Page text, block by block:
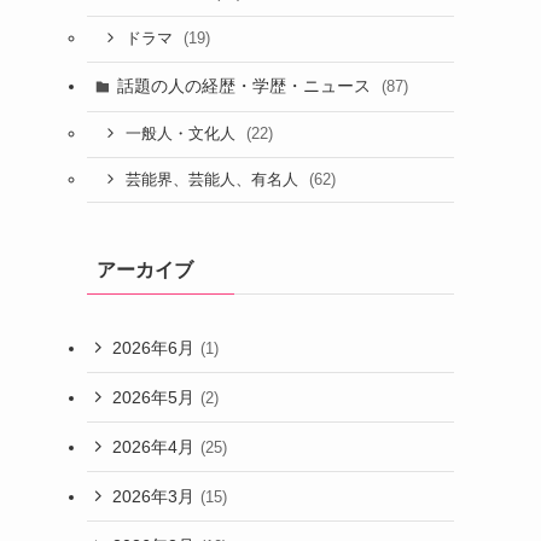
ドラマ (19)
話題の人の経歴・学歴・ニュース (87)
一般人・文化人 (22)
芸能界、芸能人、有名人 (62)
アーカイブ
2026年6月 (1)
2026年5月 (2)
2026年4月 (25)
2026年3月 (15)